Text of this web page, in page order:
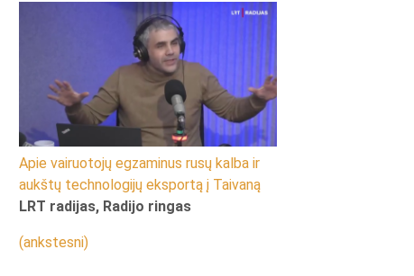
Apie vairuotojų egzaminus rusų kalba ir
aukštų technologijų eksportą į Taivaną
LRT radijas, Radijo ringas
(ankstesni)